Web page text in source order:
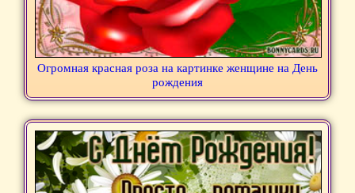
Огромная красная роза на картинке женщине на День
рождения